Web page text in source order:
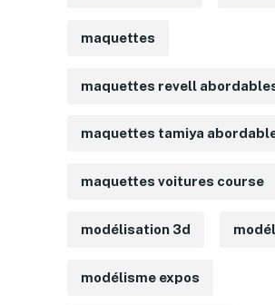
maquettes
maquettes revell
maquettes tamiya
maquettes voitures course
modélisation 3d
modélisme expos